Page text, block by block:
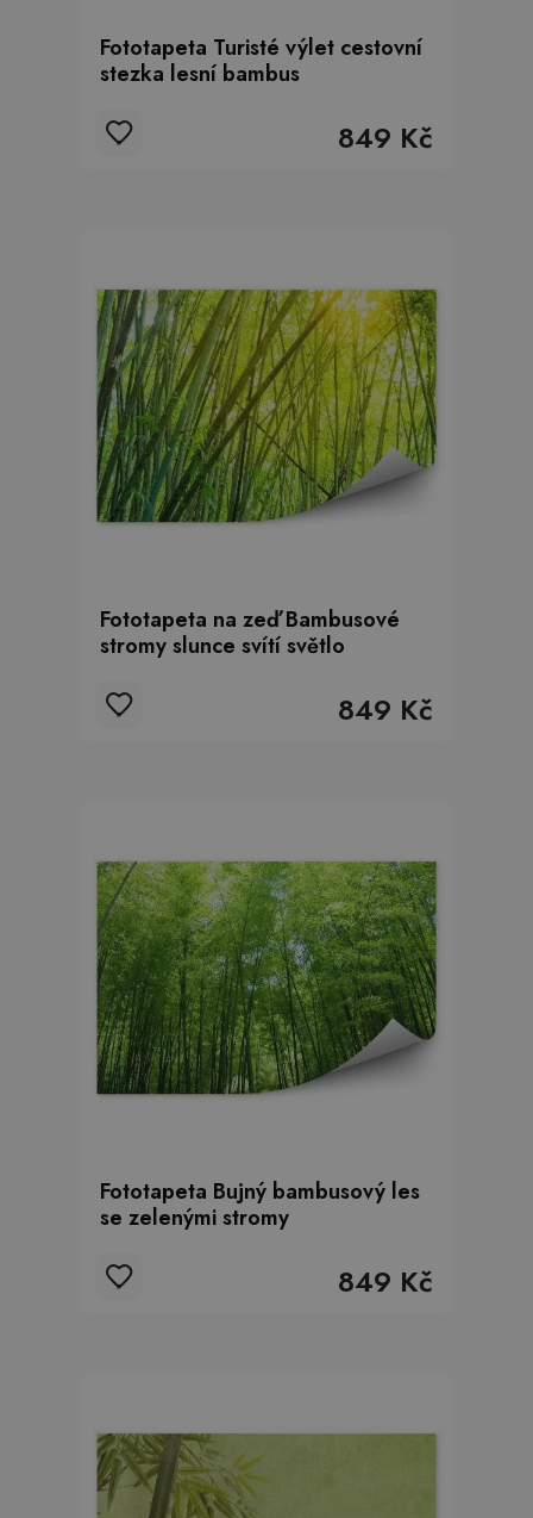
Fototapeta Turisté výlet cestovní
stezka lesní bambus
849 Kč
Fototapeta na zeď Bambusové
stromy slunce svítí světlo
849 Kč
Fototapeta Bujný bambusový les
se zelenými stromy
849 Kč